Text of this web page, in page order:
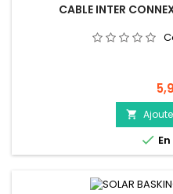
CABLE INTER
Prix

